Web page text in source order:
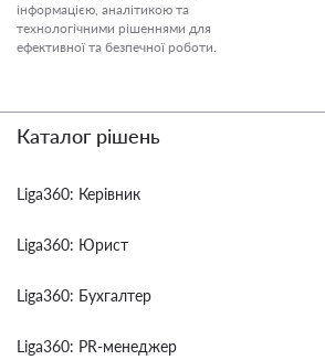
інформацією, аналітикою та
технологічними рішеннями для
ефективної та безпечної роботи.
Каталог рішень
Liga360: Керівник
Liga360: Юрист
Liga360: Бухгалтер
Liga360: PR-менеджер